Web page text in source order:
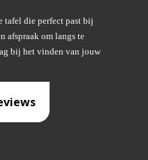
tafel die perfect past bij
afspraak om langs te
bij het vinden van jouw